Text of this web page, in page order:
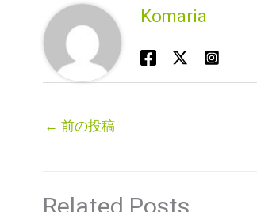
Komaria
← 前の投稿
Related Posts